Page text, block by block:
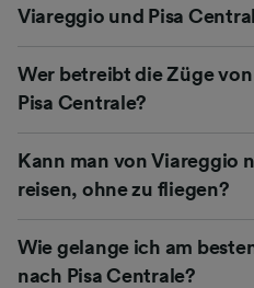
Viareggio und Pisa
Wer betreibt die Züge
Pisa Centrale?
Kann man von Viareggio
reisen, ohne zu fliegen?
Wie gelange ich am
nach Pisa Centrale?